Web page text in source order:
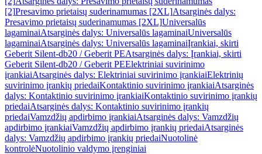
[2]Presavimo prietaisų suderinamumas [2XL]Atsarginės dalys:
Presavimo prietaisų suderinamumas [2XL]Universalūs
lagaminaiAtsarginės dalys: Universalūs lagaminaiUniversalūs
lagaminaiAtsarginės dalys: Universalūs lagaminaiĮrankiai, skirti
Geberit Silent-db20 / Geberit PEAtsarginės dalys: Įrankiai, skirti
Geberit Silent-db20 / Geberit PEElektriniai suvirinimo
įrankiaiAtsarginės dalys: Elektriniai suvirinimo įrankiaiElektrinių
suvirinimo įrankių priedaiKontaktinio suvirinimo įrankiaiAtsarginės
dalys: Kontaktinio suvirinimo įrankiaiKontaktinio suvirinimo įrankių
priedaiAtsarginės dalys: Kontaktinio suvirinimo įrankių
priedaiVamzdžių apdirbimo įrankiaiAtsarginės dalys: Vamzdžių
apdirbimo įrankiaiVamzdžių apdirbimo įrankių priedaiAtsarginės
dalys: Vamzdžių apdirbimo įrankių priedaiNuotolinė
kontrolėNuotolinio valdymo įrenginiai